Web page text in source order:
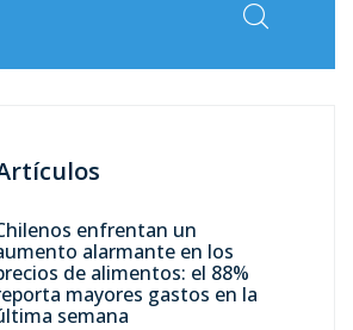
enfrentan un
alarmante en los
de alimentos: el 88%
mayores gastos en la
semana